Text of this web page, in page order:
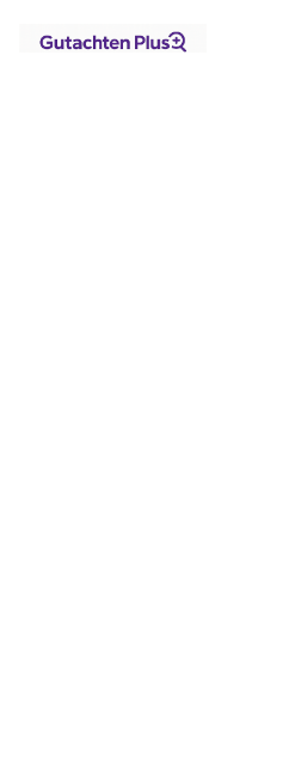
Startseite
Standorte Berlin